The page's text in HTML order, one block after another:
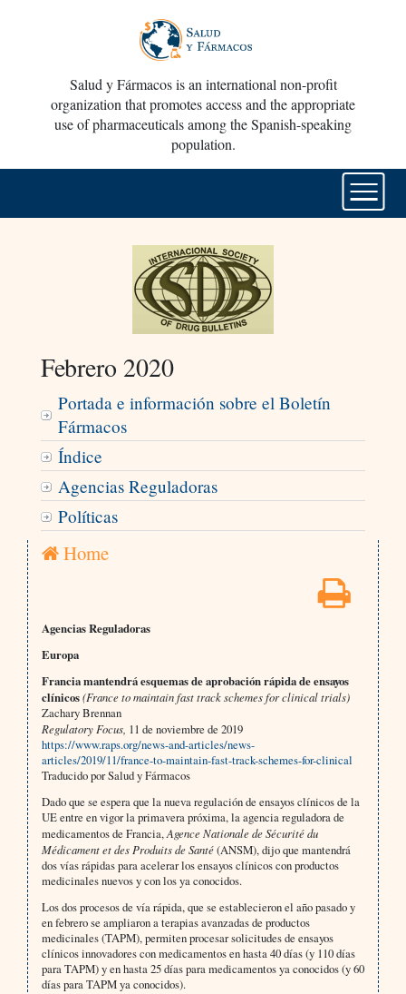
Salud y Fármacos is an international non-profit
organization that promotes access and the appropriate
use of pharmaceuticals among the Spanish-speaking
population.
Febrero 2020
Portada e información sobre el Boletín
Fármacos
Índice
Agencias Reguladoras
Políticas
Home
Agencias Reguladoras
Europa
Francia mantendrá esquemas de aprobación rápida de ensayos
clínicos(France to maintain fast track schemes for clinical trials)
Zachary Brennan
Regulatory Focus, 11 de noviembre de 2019
https://www.raps.org/news-and-articles/news-
articles/2019/11/france-to-maintain-fast-track-schemes-for-clinical
Traducido por Salud y Fármacos
Dado que se espera que la nueva regulación de ensayos clínicos de la
UE entre en vigor la primavera próxima, la agencia reguladora de
medicamentos de Francia,Agence Nationale de Sécurité du
Médicament et des Produits de Santé(ANSM), dijo que mantendrá
dos vías rápidas para acelerar los ensayos clínicos con productos
medicinales nuevos y con los ya conocidos.
Los dos procesos de vía rápida, que se establecieron el año pasado y
en febrero se ampliaron a terapias avanzadas de productos
medicinales (TAPM), permiten procesar solicitudes de ensayos
clínicos innovadores con medicamentos en hasta 40 días (y 110 días
para TAPM) y en hasta 25 días para medicamentos ya conocidos (y 60
días para TAPM ya conocidos).